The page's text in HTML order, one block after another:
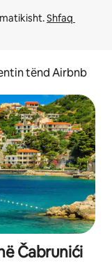
Shfaq
tënd Airbnb
Čabrunići